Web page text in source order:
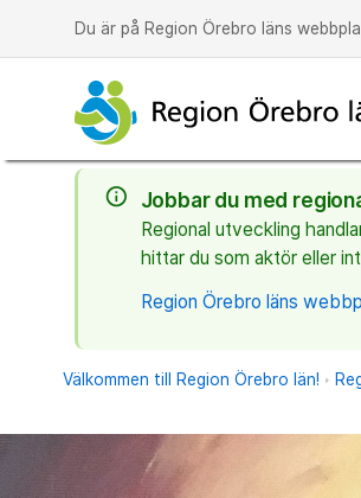
Du är på Region Örebro läns
info_outline
Jobbar du med
Regional utveckling
hittar du som aktör eller
Region Örebro läns
Välkommen till Region Örebro län!